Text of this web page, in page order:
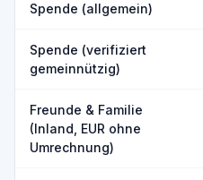
Spende (allgemein)
Spende (verifiziert
gemeinnützig)
Freunde & Familie
(Inland, EUR ohne
Umrechnung)